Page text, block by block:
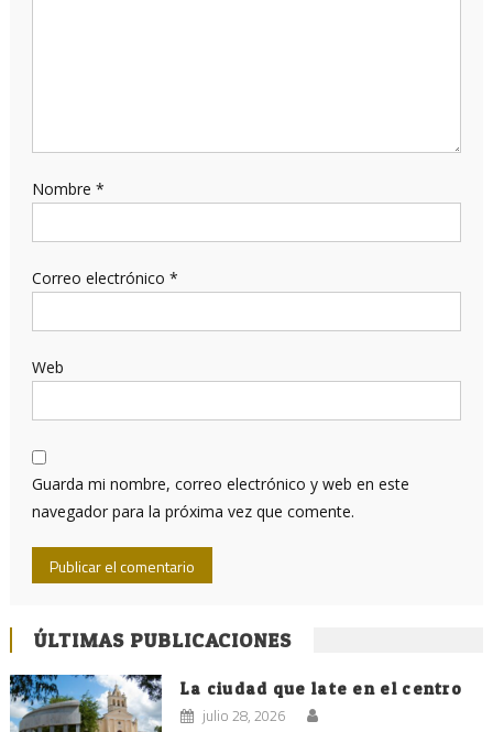
Nombre *
Correo electrónico *
Web
Guarda mi nombre, correo electrónico y web en este
navegador para la próxima vez que comente.
ÚLTIMAS PUBLICACIONES
La ciudad que late en el centro
julio 28, 2026